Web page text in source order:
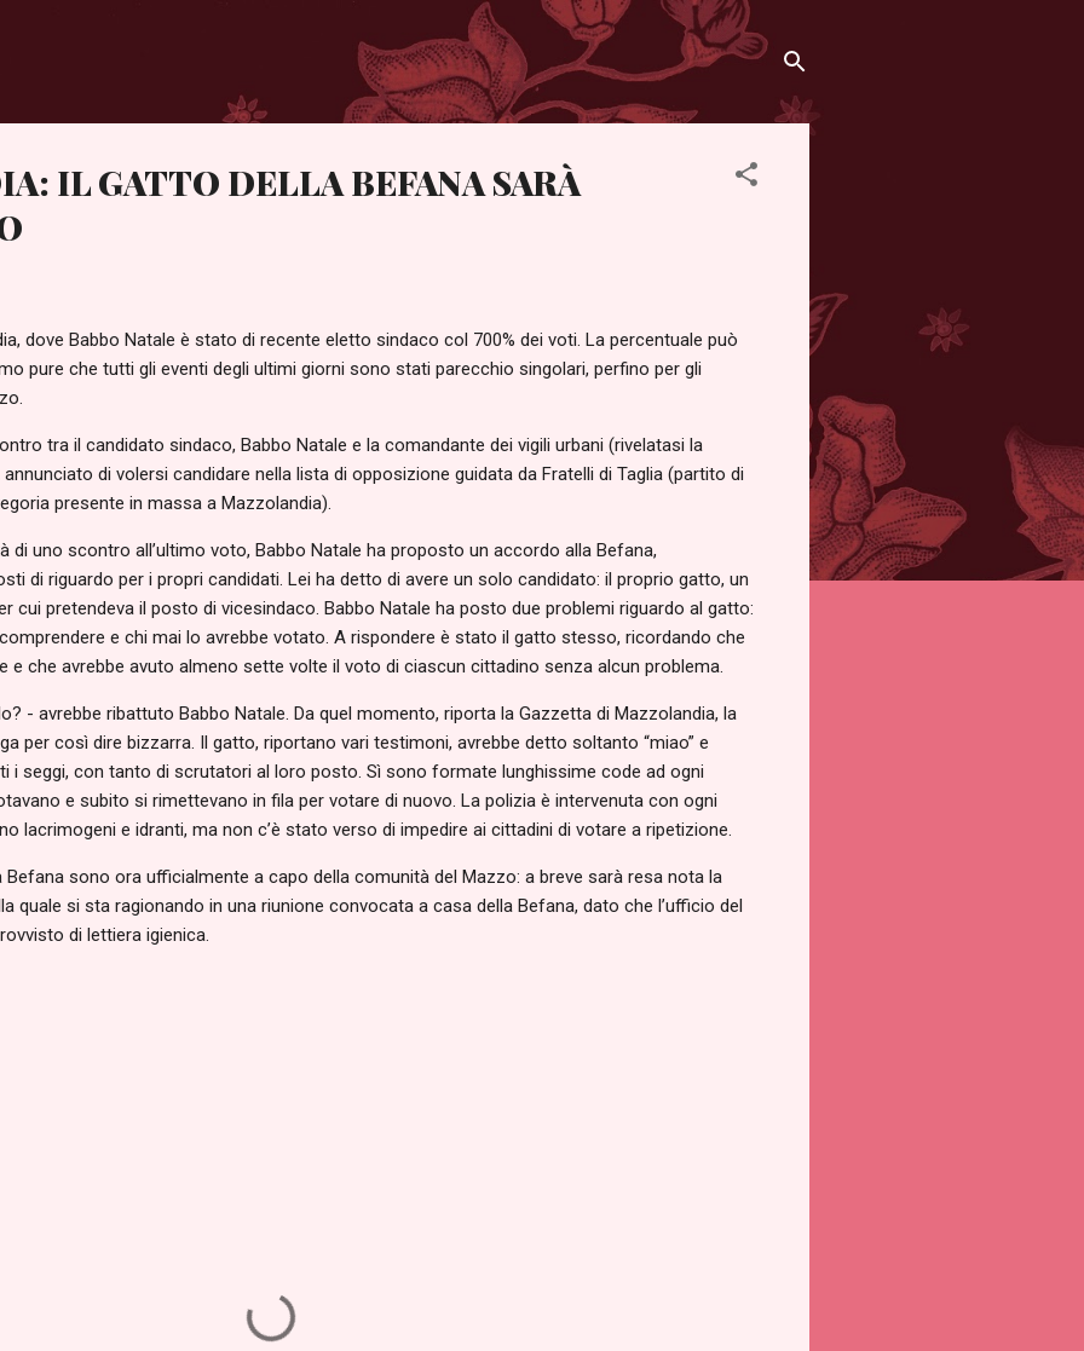
IL GATTO DELLA BEFANA SARÀ
dove Babbo Natale è stato di recente eletto sindaco col 700% dei voti. La percentuale può
pure che tutti gli eventi degli ultimi giorni sono stati parecchio singolari, perfino per gli
tra il candidato sindaco, Babbo Natale e la comandante dei vigili urbani (rivelatasi la
annunciato di volersi candidare nella lista di opposizione guidata da Fratelli di Taglia (partito di
presente in massa a Mazzolandia).
di uno scontro all’ultimo voto, Babbo Natale ha proposto un accordo alla Befana,
di riguardo per i propri candidati. Lei ha detto di avere un solo candidato: il proprio gatto, un
cui pretendeva il posto di vicesindaco. Babbo Natale ha posto due problemi riguardo al gatto:
e chi mai lo avrebbe votato. A rispondere è stato il gatto stesso, ricordando che
e che avrebbe avuto almeno sette volte il voto di ciascun cittadino senza alcun problema.
- avrebbe ribattuto Babbo Natale. Da quel momento, riporta la Gazzetta di Mazzolandia, la
per così dire bizzarra. Il gatto, riportano vari testimoni, avrebbe detto soltanto “miao” e
i seggi, con tanto di scrutatori al loro posto. Sì sono formate lunghissime code ad ogni
e subito si rimettevano in fila per votare di nuovo. La polizia è intervenuta con ogni
lacrimogeni e idranti, ma non c’è stato verso di impedire ai cittadini di votare a ripetizione.
Befana sono ora ufficialmente a capo della comunità del Mazzo: a breve sarà resa nota la
quale si sta ragionando in una riunione convocata a casa della Befana, dato che l’ufficio del
di lettiera igienica.